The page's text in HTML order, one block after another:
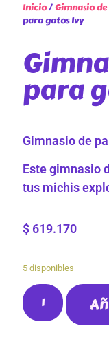
Inicio/Gimnasio
para gatos Ivy
para
Gimnasio de
Este gimnasio
tus michis
$ 619.170
5 disponibles